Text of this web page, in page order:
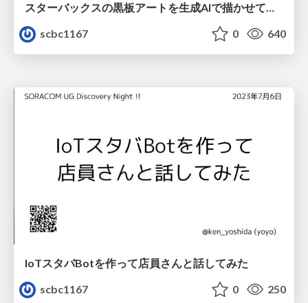
スターバックスの黒板アートを生成AIで描かせてみたら...
scbc1167
0 640
IoTスタバBotを作って店員さんと話してみた
scbc1167
0 250